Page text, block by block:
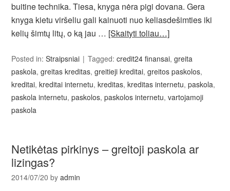
buitine technika. Tiesa, knyga nėra pigi dovana. Gera
knyga kietu viršeliu gali kainuoti nuo keliasdešimties iki
kelių šimtų litų, o ką jau … [Skaityti toliau…]
Posted in:Straipsniai Tagged:credit24 finansai,greita
paskola,greitas kreditas,greitieji kreditai,greitos paskolos,
kreditai,kreditai internetu,kreditas,kreditas internetu,paskola,
paskola internetu,paskolos,paskolos internetu,vartojamoji
paskola
Netikėtas pirkinys – greitoji paskola ar
lizingas?
2014/07/20 byadmin